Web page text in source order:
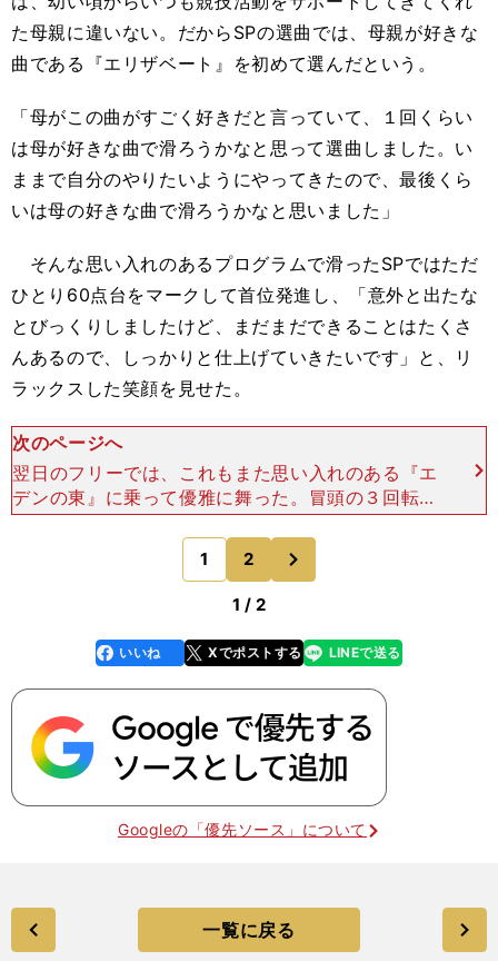
た母親に違いない。だからSPの選曲では、母親が好きな
曲である『エリザベート』を初めて選んだという。
「母がこの曲がすごく好きだと言っていて、１回くらい
は母が好きな曲で滑ろうかなと思って選曲しました。い
ままで自分のやりたいようにやってきたので、最後くら
いは母の好きな曲で滑ろうかなと思いました」
そんな思い入れのあるプログラムで滑ったSPではただ
ひとり60点台をマークして首位発進し、「意外と出たな
とびっくりしましたけど、まだまだできることはたくさ
んあるので、しっかりと仕上げていきたいです」と、リ
ラックスした笑顔を見せた。
次のページへ
翌日のフリーでは、これもまた思い入れのある『エ
デンの東』に乗って優雅に舞った。冒頭の３回転ル
ッツを跳び、基礎点が1.1倍となる後半にはダブル
アクセル（２回転半ジャンプ）＋３回転トーループ
の連続ジャンプ
1 2
1 / 2
faceboo
k
いいね Xでポストする
line LINEで送る
Googleの「優先ソース」について
一覧に戻る